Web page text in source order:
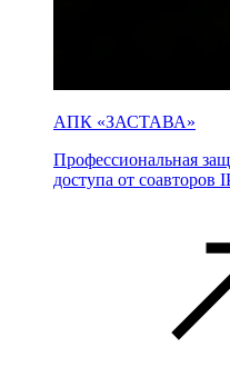
АПК «ЗАСТАВА»
Профессиональная
доступа от соавторов